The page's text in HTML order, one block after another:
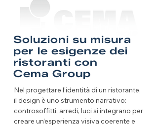
Soluzioni su misura
per le esigenze dei
ristoranti con
Cema Group
Nel progettare l’identità di un ristorante,
il design è uno strumento narrativo:
controsoffitti, arredi, luci si integrano per
creare un’esperienza visiva coerente e